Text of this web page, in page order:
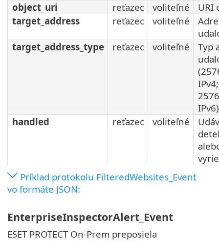
object_uri
reťazec voliteľné
URI
target_address
reťazec voliteľné
target_address_type
reťazec voliteľné
Typ
IPv4;
IPv6)
handled
reťazec voliteľné
Príklad protokolu FilteredWebsites_Event
vo formáte JSON:
EnterpriseInspectorAlert_Event
ESET PROTECT On-Prem preposiela